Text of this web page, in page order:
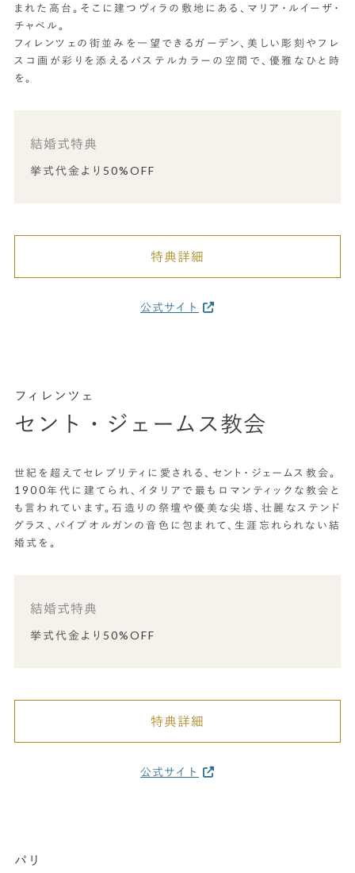
まれた高台。そこに建つヴィラの敷地にある、マリア・ルイーザ・
チャペル。
フィレンツェの街並みを一望できるガーデン、美しい彫刻やフレ
スコ画が彩りを添えるパステルカラーの空間で、優雅なひと時
を。
結婚式特典
挙式代金より50%OFF
特典詳細
公式サイト
フィレンツェ
セント・ジェームス教会
世紀を超えてセレブリティに愛される、セント・ジェームス教会。
1900年代に建てられ、イタリアで最もロマンティックな教会と
も言われています。石造りの祭壇や優美な尖塔、壮麗なステンド
グラス、パイプオルガンの音色に包まれて、生涯忘れられない結
婚式を。
結婚式特典
挙式代金より50%OFF
特典詳細
公式サイト
パリ